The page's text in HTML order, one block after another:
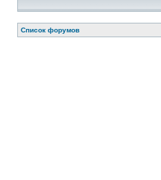
Список форумов